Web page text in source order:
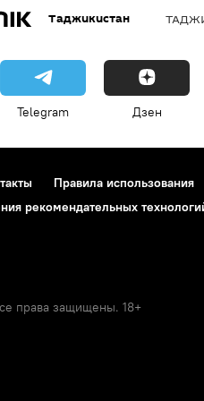
Таджикистан
Telegram Дзен
Правила использования
рекомендательных
права защищены. 18+